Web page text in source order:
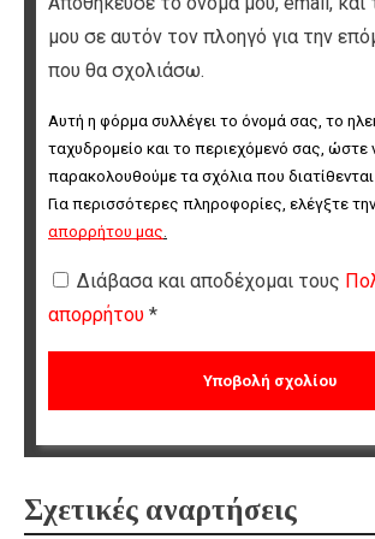
μου σε αυτόν τον πλοηγό για την
που θα σχολιάσω.
Αυτή η φόρμα συλλέγει το όνομά σας, το
ταχυδρομείο και το περιεχόμενό σας, ώστε
παρακολουθούμε τα σχόλια που
Για περισσότερες πληροφορίες, ελέγξτε την
απορρήτου μας
Διάβασα και αποδέχομαι τους
απορρήτου *
Σχετικές αναρτήσεις